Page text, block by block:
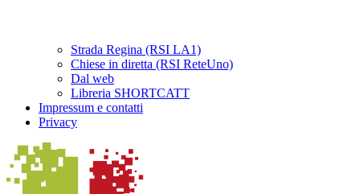
Strada Regina (RSI LA1)
Chiese in diretta (RSI ReteUno)
Dal web
Libreria SHORTCATT
Impressum e contatti
Privacy